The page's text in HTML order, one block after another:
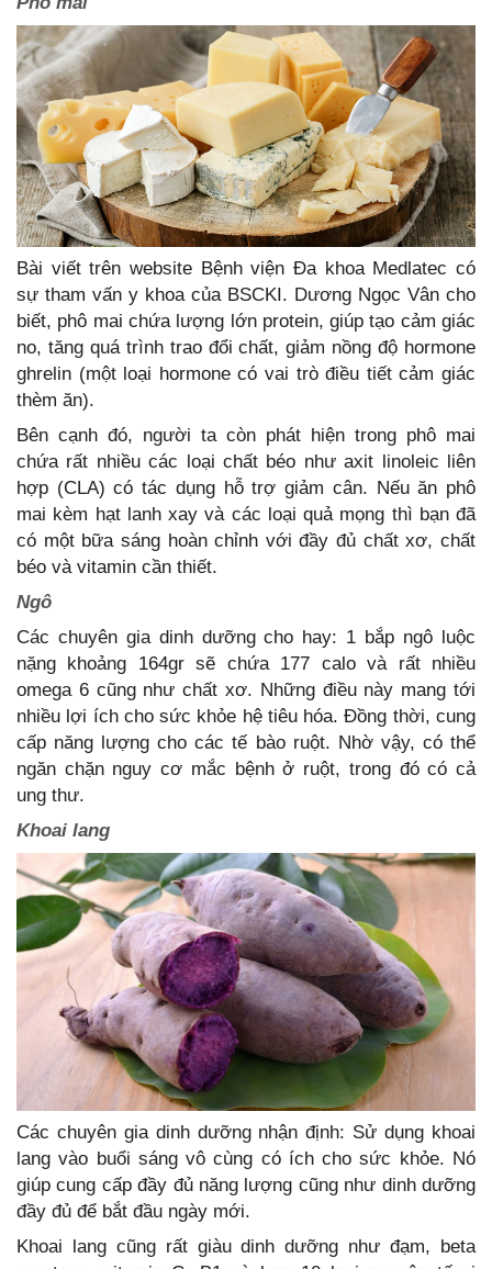
Bài viết trên website Bệnh viện Đa khoa Medlatec có
sự tham vấn y khoa của BSCKI. Dương Ngọc Vân cho
biết, phô mai chứa lượng lớn protein, giúp tạo cảm giác
no, tăng quá trình trao đổi chất, giảm nồng độ hormone
ghrelin (một loại hormone có vai trò điều tiết cảm giác
thèm ăn).
Bên cạnh đó, người ta còn phát hiện trong phô mai
chứa rất nhiều các loại chất béo như axit linoleic liên
hợp (CLA) có tác dụng hỗ trợ giảm cân. Nếu ăn phô
mai kèm hạt lanh xay và các loại quả mọng thì bạn đã
có một bữa sáng hoàn chỉnh với đầy đủ chất xơ, chất
béo và vitamin cần thiết.
Ngô
Các chuyên gia dinh dưỡng cho hay: 1 bắp ngô luộc
nặng khoảng 164gr sẽ chứa 177 calo và rất nhiều
omega 6 cũng như chất xơ. Những điều này mang tới
nhiều lợi ích cho sức khỏe hệ tiêu hóa. Đồng thời, cung
cấp năng lượng cho các tế bào ruột. Nhờ vậy, có thể
ngăn chặn nguy cơ mắc bệnh ở ruột, trong đó có cả
ung thư.
Khoai lang
Các chuyên gia dinh dưỡng nhận định: Sử dụng khoai
lang vào buổi sáng vô cùng có ích cho sức khỏe. Nó
giúp cung cấp đầy đủ năng lượng cũng như dinh dưỡng
đầy đủ để bắt đầu ngày mới.
Khoai lang cũng rất giàu dinh dưỡng như đạm, beta